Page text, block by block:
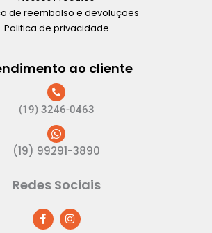
de reembolso e devoluções
Politica de privacidade
ao cliente
(19) 3246-0463
(19) 99291-3890
Redes Sociais
F
a
I
n